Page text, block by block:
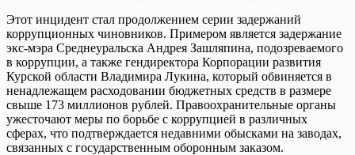
Этот инцидент стал продолжением серии задержаний
коррупционных чиновников. Примером является задержание
экс-мэра Среднеуральска Андрея Зашляпина, подозреваемого
в коррупции, а также гендиректора Корпорации развития
Курской области Владимира Лукина, который обвиняется в
ненадлежащем расходовании бюджетных средств в размере
свыше 173 миллионов рублей. Правоохранительные органы
ужесточают меры по борьбе с коррупцией в различных
сферах, что подтверждается недавними обысками на заводах,
связанных с государственным оборонным заказом.